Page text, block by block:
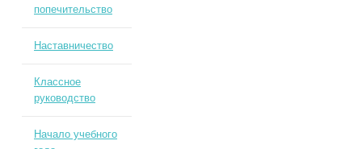
попечительство
Наставничество
Классное
руководство
Начало учебного